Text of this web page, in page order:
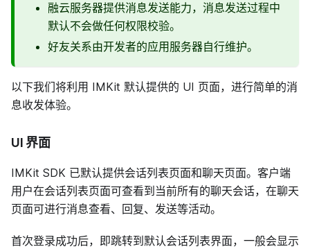
融云服务器提供消息发送能力，消息发送过程中
默认不会做任何权限校验。
好友关系由开发者的应用服务器自行维护。
以下我们将利用 IMKit 默认提供的 UI 页面，进行简单的消
息收发体验。
UI 界面
IMKit SDK 已默认提供会话列表页面和聊天页面。客户端
用户在会话列表页面可查看到当前所有的聊天会话，在聊天
页面可进行消息查看、回复、发送等活动。
首次登录成功后，即跳转到默认会话列表界面，一般会显示